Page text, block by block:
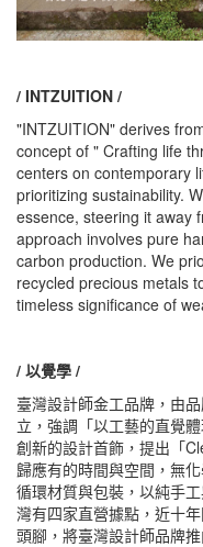
/ INTZUITION /
"INTZUITION" derives
concept of " Crafting life
centers on contemporary
prioritizing sustainability.
essence, steering it away
approach involves pure
carbon production. We
recycled precious metals
timeless significance of
/ 以覺學 /
臺灣設計師金工品牌，由
立，強調「以工藝的直覺
創新的設計首飾，提出「
歸應有的時間與空間，無
循環材質與包裝，以純手
灣有四家直營據點，近十
頭腳，將臺灣設計師品牌推